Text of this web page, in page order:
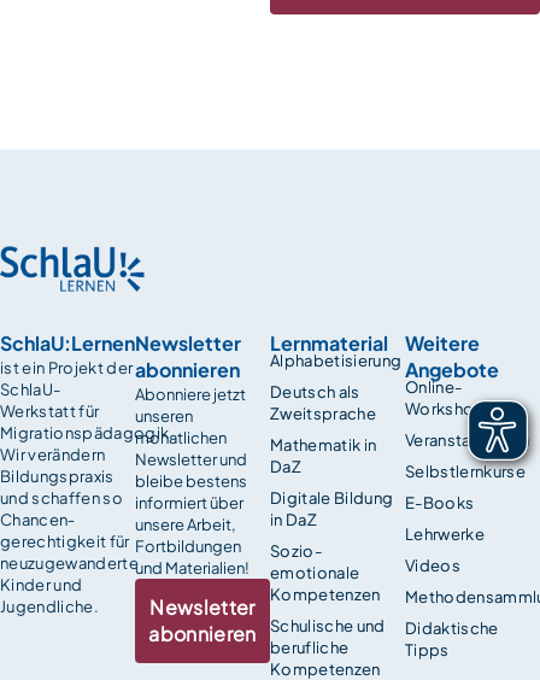
SchlaU:Lernen
ist ein Projekt der
SchlaU-
Werkstatt für
Migrationspädagogik.
Wir verändern
Bildungspraxis
und schaffen so
Chancen­
gerechtigkeit für
neuzugewanderte
Kinder und
Jugendliche.
Lernmaterial
Alphabetisierung
Deutsch als
Zweitsprache
Mathematik in
DaZ
Digitale Bildung
in DaZ
Sozio-
emotionale
Kompetenzen
Schulische und
berufliche
Kompetenzen
Weitere
Angebote
Online-
Workshops
Veranstaltungen
Selbstlernkurse
E-Books
Lehrwerke
Videos
Didaktische
Tipps
Newsletter
abonnieren
Abonniere jetzt
unseren
monatlichen
Newsletter und
bleibe bestens
informiert über
unsere Arbeit,
Fortbildungen
und Materialien!
Newsletter
abonnieren